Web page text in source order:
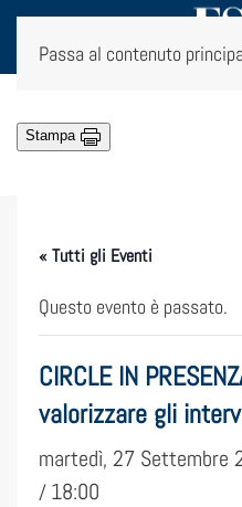
Passa al contenuto
Stampa
« Tutti gli Eventi
Questo evento è passato.
CIRCLE IN
valorizzare gli
martedì, 27 Settembre
/ 18:00